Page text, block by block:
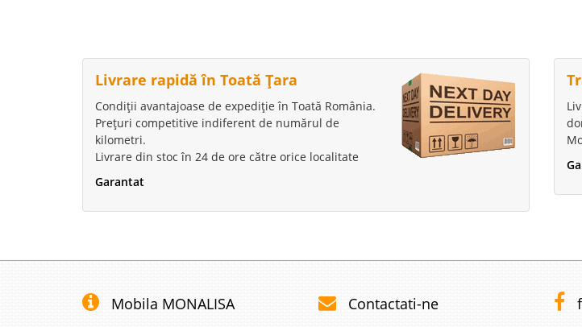
Livrare rapidă în Toată Țara
Condiții avantajoase de expediție în Toată România.
Prețuri competitive indiferent de numărul de
kilometri.
Livrare din stoc în 24 de ore către orice localitate
Garantat
Mobila MONALISA Contactati-ne